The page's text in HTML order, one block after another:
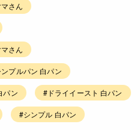
さん
さん
プルパン 白パン
パン #ドライイースト 白パン
#シンプル 白パン